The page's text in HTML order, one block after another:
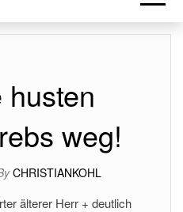
husten
weg!
CHRISTIANKOHL
älterer Herr + deutlich